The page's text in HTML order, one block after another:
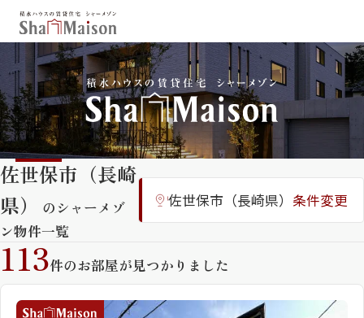
保存した条件
お気に入り
新着メール設定
最近見た物件
北海道 東北
関東
中部
中国・四国
九州
市区郡・路線・駅から探す
通勤・通学時間から探す
地図から探す
佐世保市（長崎
県）
のシャーメゾ
ン物件一覧
佐世保市（長崎県） 条件変更
113件のお部屋が見つかりました